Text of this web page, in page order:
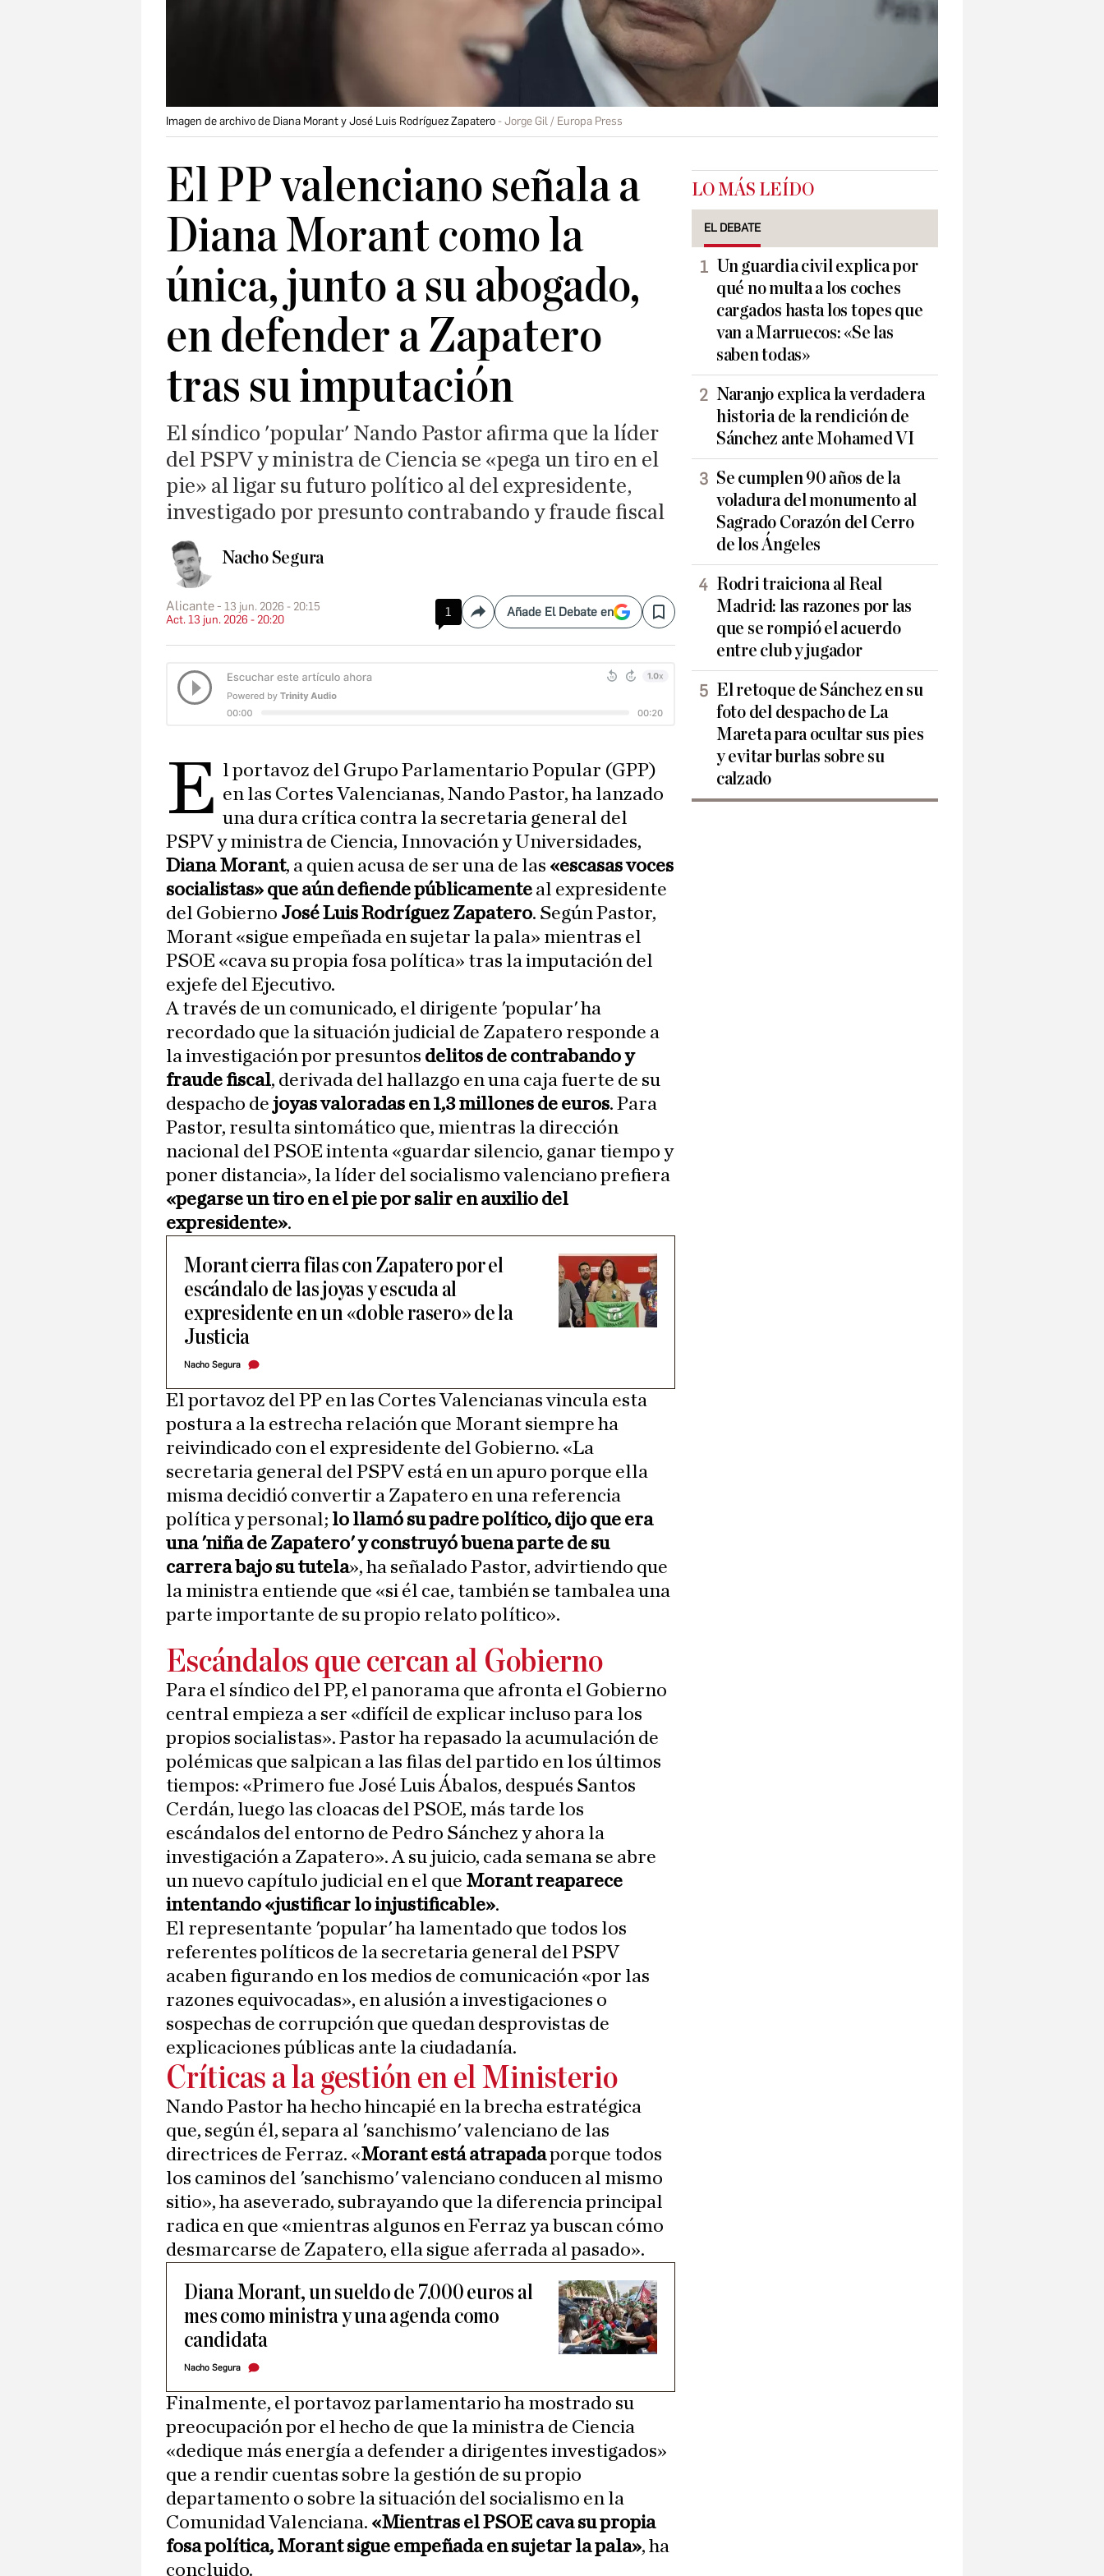
Imagen de archivo de Diana Morant y José Luis Rodríguez Zapatero Jorge Gil / Europa Press
El PP valenciano señala a
Diana Morant como la
única, junto a su abogado,
en defender a Zapatero
tras su imputación
El síndico 'popular' Nando Pastor afirma que la líder
del PSPV y ministra de Ciencia se «pega un tiro en el
pie» al ligar su futuro político al del expresidente,
investigado por presunto contrabando y fraude fiscal
Nacho Segura
Alicante
13 jun. 2026 - 20:15
Act. 13 jun. 2026 - 20:20
1 CompartirAñade El Debate en Save
E l portavoz del Grupo Parlamentario Popular (GPP)
en las Cortes Valencianas, Nando Pastor, ha lanzado
una dura crítica contra la secretaria general del
PSPV y ministra de Ciencia, Innovación y Universidades,
Diana Morant, a quien acusa de ser una de las «escasas voces
socialistas» que aún defiende públicamente al expresidente
del Gobierno José Luis Rodríguez Zapatero. Según Pastor,
Morant «sigue empeñada en sujetar la pala» mientras el
PSOE «cava su propia fosa política» tras la imputación del
exjefe del Ejecutivo.
A través de un comunicado, el dirigente 'popular' ha
recordado que la situación judicial de Zapatero responde a
la investigación por presuntos delitos de contrabando y
fraude fiscal, derivada del hallazgo en una caja fuerte de su
despacho de joyas valoradas en 1,3 millones de euros. Para
Pastor, resulta sintomático que, mientras la dirección
nacional del PSOE intenta «guardar silencio, ganar tiempo y
poner distancia», la líder del socialismo valenciano prefiera
«pegarse un tiro en el pie por salir en auxilio del
expresidente».
Morant cierra filas con Zapatero por el
escándalo de las joyas y escuda al
expresidente en un «doble rasero» de la
Justicia
Nacho Segura
El portavoz del PP en las Cortes Valencianas vincula esta
postura a la estrecha relación que Morant siempre ha
reivindicado con el expresidente del Gobierno. «La
secretaria general del PSPV está en un apuro porque ella
misma decidió convertir a Zapatero en una referencia
política y personal; lo llamó su padre político, dijo que era
una 'niña de Zapatero' y construyó buena parte de su
carrera bajo su tutela», ha señalado Pastor, advirtiendo que
la ministra entiende que «si él cae, también se tambalea una
parte importante de su propio relato político».
Escándalos que cercan al Gobierno
Para el síndico del PP, el panorama que afronta el Gobierno
central empieza a ser «difícil de explicar incluso para los
propios socialistas». Pastor ha repasado la acumulación de
polémicas que salpican a las filas del partido en los últimos
tiempos: «Primero fue José Luis Ábalos, después Santos
Cerdán, luego las cloacas del PSOE, más tarde los
escándalos del entorno de Pedro Sánchez y ahora la
investigación a Zapatero». A su juicio, cada semana se abre
un nuevo capítulo judicial en el que Morant reaparece
intentando «justificar lo injustificable».
El representante 'popular' ha lamentado que todos los
referentes políticos de la secretaria general del PSPV
acaben figurando en los medios de comunicación «por las
razones equivocadas», en alusión a investigaciones o
sospechas de corrupción que quedan desprovistas de
explicaciones públicas ante la ciudadanía.
Críticas a la gestión en el Ministerio
Nando Pastor ha hecho hincapié en la brecha estratégica
que, según él, separa al 'sanchismo' valenciano de las
directrices de Ferraz. «Morant está atrapadaporque todos
los caminos del 'sanchismo' valenciano conducen al mismo
sitio», ha aseverado, subrayando que la diferencia principal
radica en que «mientras algunos en Ferraz ya buscan cómo
desmarcarse de Zapatero, ella sigue aferrada al pasado».
Diana Morant, un sueldo de 7.000 euros al
mes como ministra y una agenda como
candidata
Nacho Segura
Finalmente, el portavoz parlamentario ha mostrado su
preocupación por el hecho de que la ministra de Ciencia
«dedique más energía a defender a dirigentes investigados»
que a rendir cuentas sobre la gestión de su propio
departamento o sobre la situación del socialismo en la
Comunidad Valenciana. «Mientras el PSOE cava su propia
fosa política, Morant sigue empeñada en sujetar la pala», ha
concluido.
LO MÁS LEÍDO
EL DEBATE
Un guardia civil explica por
qué no multa a los coches
cargados hasta los topes que
van a Marruecos: «Se las
saben todas»
Naranjo explica la verdadera
historia de la rendición de
Sánchez ante Mohamed VI
Se cumplen 90 años de la
voladura del monumento al
Sagrado Corazón del Cerro
de los Ángeles
Rodri traiciona al Real
Madrid: las razones por las
que se rompió el acuerdo
entre club y jugador
El retoque de Sánchez en su
foto del despacho de La
Mareta para ocultar sus pies
y evitar burlas sobre su
calzado